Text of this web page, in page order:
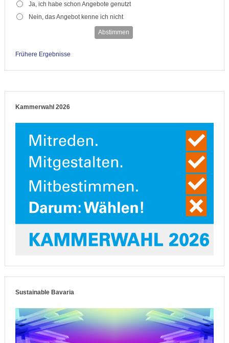
Ja, ich habe schon Angebote genutzt
Nein, das Angebot kenne ich nicht
Abstimmen
Frühere Ergebnisse
Kammerwahl 2026
Sustainable Bavaria